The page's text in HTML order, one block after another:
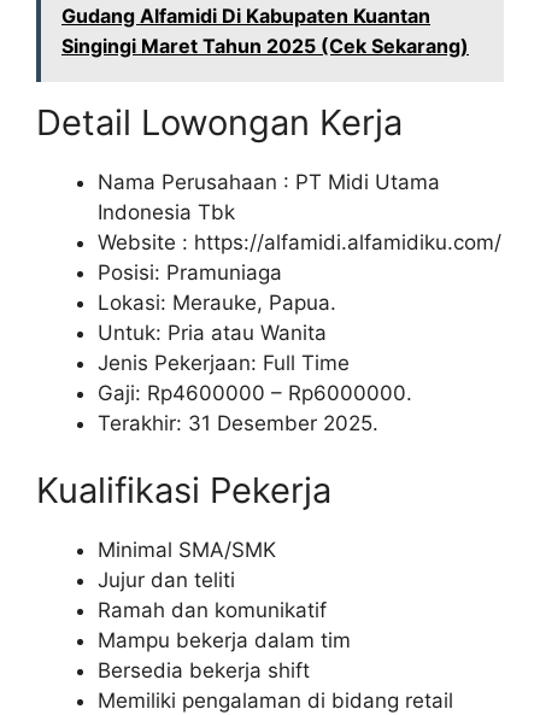
Gudang Alfamidi Di Kabupaten Kuantan
Singingi Maret Tahun 2025 (Cek Sekarang)
Detail Lowongan Kerja
Nama Perusahaan : PT Midi Utama
Indonesia Tbk
Website : https://alfamidi.alfamidiku.com/
Posisi: Pramuniaga
Lokasi: Merauke, Papua.
Untuk: Pria atau Wanita
Jenis Pekerjaan: Full Time
Gaji: Rp4600000 – Rp6000000.
Terakhir: 31 Desember 2025.
Kualifikasi Pekerja
Minimal SMA/SMK
Jujur dan teliti
Ramah dan komunikatif
Mampu bekerja dalam tim
Bersedia bekerja shift
Memiliki pengalaman di bidang retail